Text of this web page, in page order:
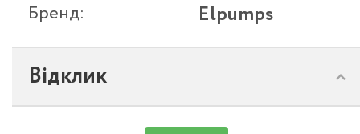
Бренд: Elpumps
Відклик